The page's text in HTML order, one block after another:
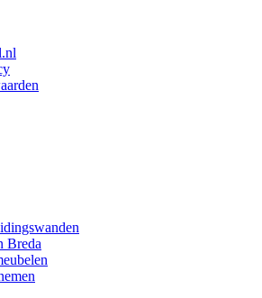
Breda